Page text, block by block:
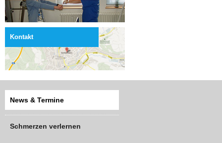
Kontakt
News & Termine
Schmerzen verlernen